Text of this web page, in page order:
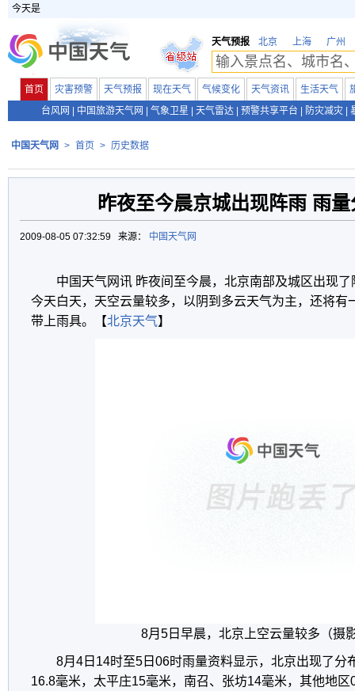
今天是
天气预报 北京 上海 广州
首页 灾害预警 天气预报 现在天气 气候变化 天气资讯 生活天气
台风网
中国旅游天气网 气象卫星 天气雷达 预警共享平台 防灾减灾
中国天气网 > 首页 > 历史数据
昨夜至今晨京城出现阵雨 雨
2009-08-05 07:32:59 来源： 中国天气网
中国天气网讯 昨夜间至今晨，北京南部及城区出现
今天白天，天空云量较多，以阴到多云天气为主，还将有
带上雨具。【北京天气】
8月5日早晨，北京上空云量较多（摄
8月4日14时至5日06时雨量资料显示，北京出现了分
16.8毫米，太平庄15毫米，南召、张坊14毫米，其他地